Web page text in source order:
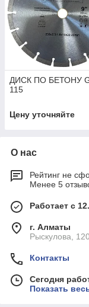
ДИСК ПО БЕТОНУ
115
Цену уточняйте
О нас
Рейтинг не
Менее 5
Работает с
г. Алматы
Рыскулова,
Контакты
Сегодня
Показать